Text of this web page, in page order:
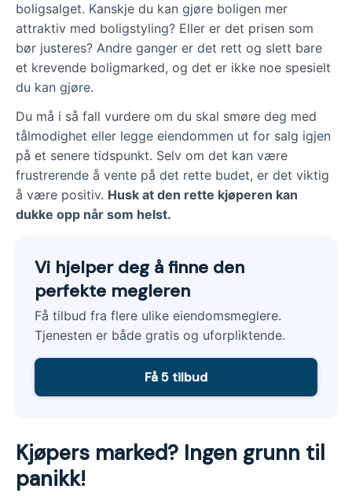
boligsalget. Kanskje du kan gjøre boligen mer
attraktiv med boligstyling? Eller er det prisen som
bør justeres? Andre ganger er det rett og slett bare
et krevende boligmarked, og det er ikke noe spesielt
du kan gjøre.
Du må i så fall vurdere om du skal smøre deg med
tålmodighet eller legge eiendommen ut for salg igjen
på et senere tidspunkt. Selv om det kan være
frustrerende å vente på det rette budet, er det viktig
å være positiv. Husk at den rette kjøperen kan
dukke opp når som helst.
Vi hjelper deg å finne den
perfekte megleren
Få tilbud fra flere ulike eiendomsmeglere.
Tjenesten er både gratis og uforpliktende.
Få 5 tilbud
Kjøpers marked? Ingen grunn til
panikk!